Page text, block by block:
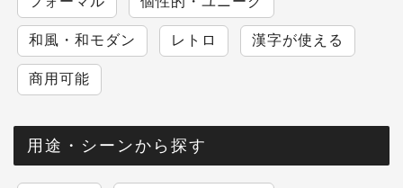
和風・和モダン レトロ 漢字が使える
商用可能
用途・シーンから探す